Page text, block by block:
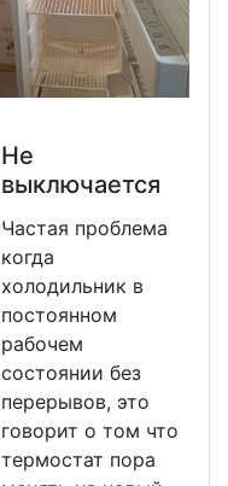
Не
выключается
Частая проблема
когда
холодильник в
постоянном
рабочем
состоянии без
перерывов, это
говорит о том что
термостат пора